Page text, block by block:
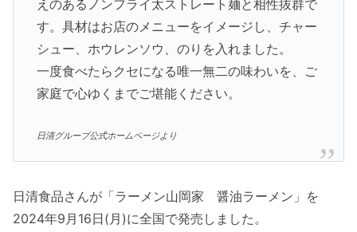
えのあるノンフライ太ストレート麺と相性抜群で
す。具材はお店のメニューをイメージし、チャー
シュー、ホウレンソウ、のりを入れました。
一度食べたらクセになる唯一無二の味わいを、ご
家庭で心ゆくまでご堪能ください。
日清グループ公式ホームページより
日清食品さんが「ラーメン山岡家 醤油ラーメン」を
2024年9月16日(月)に全国で発売しました。